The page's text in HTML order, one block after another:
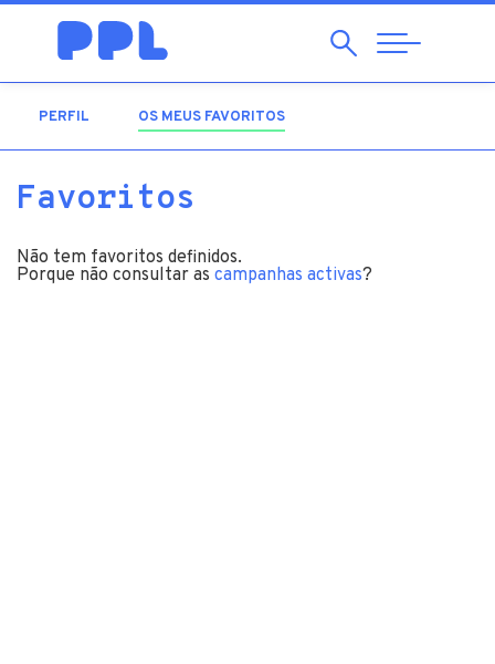
Pesquisar
Abrir
Navegação
PERFIL OS MEUS FAVORITOS
Favoritos
Não tem favoritos definidos.
Porque não consultar as campanhas activas?